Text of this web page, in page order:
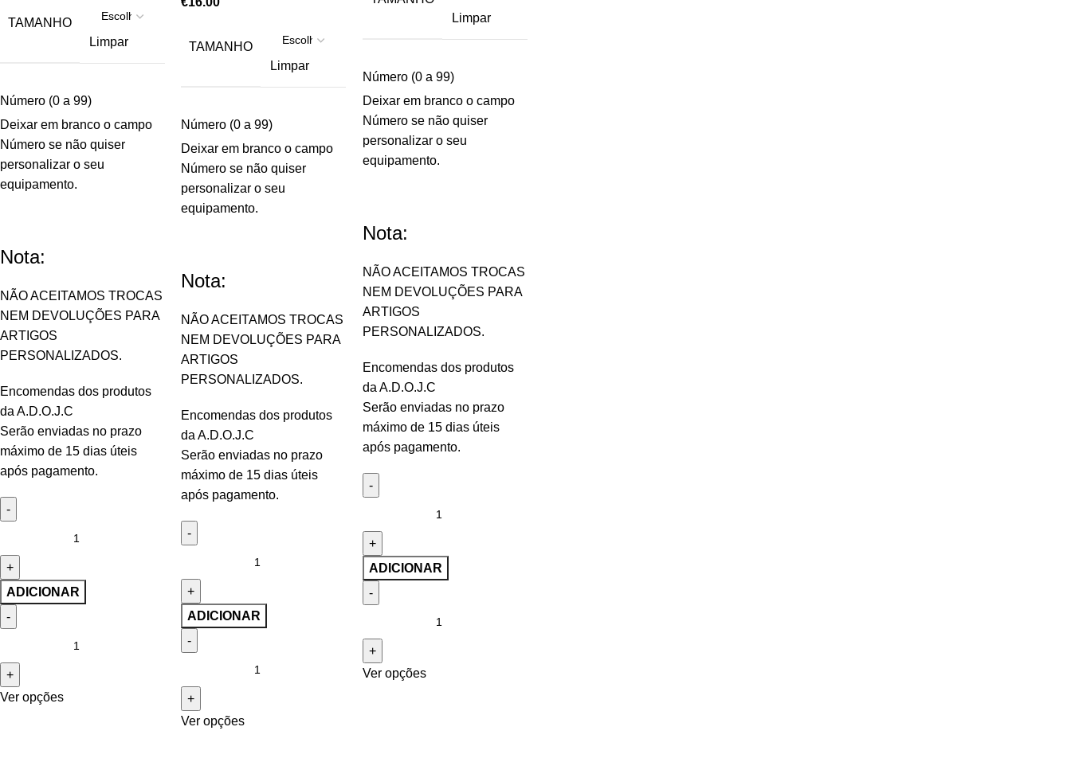
TAMANHO
Limpar
Número (0 a 99)
Deixar em branco o campo
Número se não quiser
personalizar o seu
equipamento.
Nota:
NÃO ACEITAMOS TROCAS
NEM DEVOLUÇÕES PARA
ARTIGOS
PERSONALIZADOS.
Encomendas dos produtos
da A.D.O.J.C
Serão enviadas no prazo
máximo de 15 dias úteis
após pagamento.
ADICIONAR
Ver opções
TAMANHO
Limpar
Número (0 a 99)
Deixar em branco o campo
Número se não quiser
personalizar o seu
equipamento.
Nota:
NÃO ACEITAMOS TROCAS
NEM DEVOLUÇÕES PARA
ARTIGOS
PERSONALIZADOS.
Encomendas dos produtos
da A.D.O.J.C
Serão enviadas no prazo
máximo de 15 dias úteis
após pagamento.
ADICIONAR
Ver opções
Limpar
Número (0 a 99)
Deixar em branco o campo
Número se não quiser
personalizar o seu
equipamento.
Nota:
NÃO ACEITAMOS TROCAS
NEM DEVOLUÇÕES PARA
ARTIGOS
PERSONALIZADOS.
Encomendas dos produtos
da A.D.O.J.C
Serão enviadas no prazo
máximo de 15 dias úteis
após pagamento.
ADICIONAR
Ver opções